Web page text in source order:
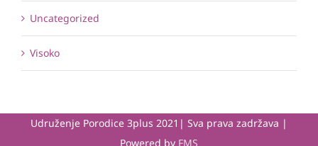
Uncategorized
Visoko
Udruženje Porodice 3plus 2021| Sva prava zadržava |
Powered by FMS